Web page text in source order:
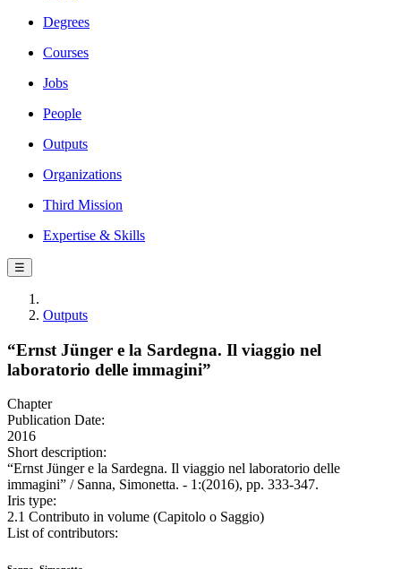
Degrees
Courses
Jobs
People
Outputs
Organizations
Third Mission
Expertise & Skills
☰
Outputs
“Ernst Jünger e la Sardegna. Il viaggio nel
laboratorio delle immagini”
Chapter
Publication Date:
2016
Short description:
“Ernst Jünger e la Sardegna. Il viaggio nel laboratorio delle
immagini” / Sanna, Simonetta. - 1:(2016), pp. 333-347.
Iris type:
2.1 Contributo in volume (Capitolo o Saggio)
List of contributors: